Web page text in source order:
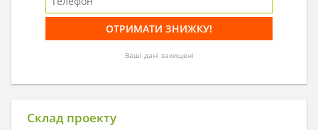
Ваші дані захищені
Склад проекту